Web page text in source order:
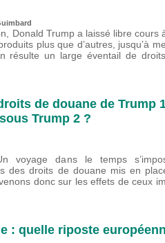
Donald Trump a laissé libre cours
plus que d’autres, jusqu’à
résulte un large éventail de
de douane de Trump
Trump 2 ?
voyage dans le temps
des droits de douane mis en
donc sur les effets de ceux
: quelle riposte